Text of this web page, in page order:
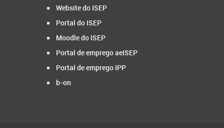
Website do ISEP
Portal do ISEP
Moodle do ISEP
Portal de emprego aeISEP
Portal de emprego IPP
b-on